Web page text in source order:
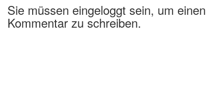
Sie müssen eingeloggt sein, um einen
Kommentar zu schreiben.